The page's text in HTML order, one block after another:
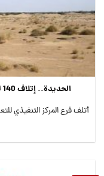
الحديدة.. إتلاف 140 لغماً من مخلفات العدوان بمديرية الحالي